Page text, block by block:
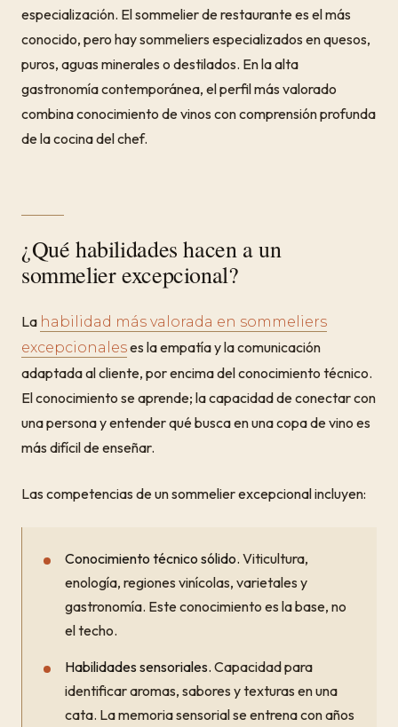
especialización. El sommelier de restaurante es el más
conocido, pero hay sommeliers especializados en quesos,
puros, aguas minerales o destilados. En la alta
gastronomía contemporánea, el perfil más valorado
combina conocimiento de vinos con comprensión profunda
de la cocina del chef.
¿Qué habilidades hacen a un
sommelier excepcional?
La habilidad más valorada en sommeliers
excepcionaleses la empatía y la comunicación
adaptada al cliente, por encima del conocimiento técnico.
El conocimiento se aprende; la capacidad de conectar con
una persona y entender qué busca en una copa de vino es
más difícil de enseñar.
Las competencias de un sommelier excepcional incluyen:
Conocimiento técnico sólido. Viticultura,
enología, regiones vinícolas, varietales y
gastronomía. Este conocimiento es la base, no
el techo.
Habilidades sensoriales. Capacidad para
identificar aromas, sabores y texturas en una
cata. La memoria sensorial se entrena con años